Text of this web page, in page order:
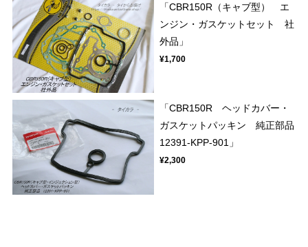
「CBR150R（キャブ型） エ
ンジン・ガスケットセット 社
外品」
¥1,700
「CBR150R ヘッドカバー・
ガスケットパッキン 純正部品
12391-KPP-901」
¥2,300